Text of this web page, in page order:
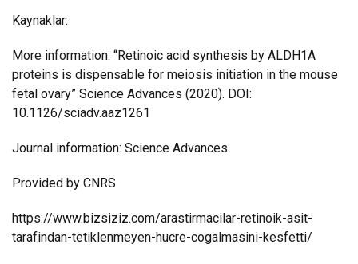
Kaynaklar:
More information: “Retinoic acid synthesis by ALDH1A
proteins is dispensable for meiosis initiation in the mouse
fetal ovary” Science Advances (2020). DOI:
10.1126/sciadv.aaz1261
Journal information: Science Advances
Provided by CNRS
https://www.bizsiziz.com/arastirmacilar-retinoik-asit-
tarafindan-tetiklenmeyen-hucre-cogalmasini-kesfetti/